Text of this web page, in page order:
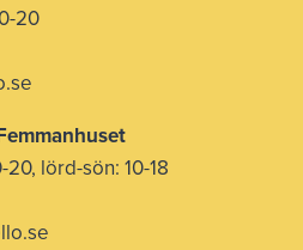
20
20, lörd-sön: 10-18